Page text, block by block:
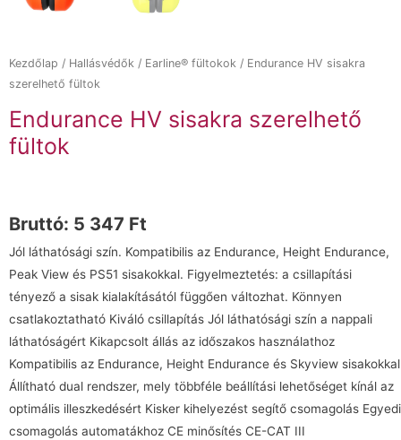
Kezdőlap / Hallásvédők / Earline® fültokok / Endurance HV sisakra
szerelhető fültok
Endurance HV sisakra szerelhető
fültok
Bruttó: 5 347 Ft
Jól láthatósági szín. Kompatibilis az Endurance, Height Endurance,
Peak View és PS51 sisakokkal. Figyelmeztetés: a csillapítási
tényező a sisak kialakításától függően változhat. Könnyen
csatlakoztatható Kiváló csillapítás Jól láthatósági szín a nappali
láthatóságért Kikapcsolt állás az időszakos használathoz
Kompatibilis az Endurance, Height Endurance és Skyview sisakokkal
Állítható dual rendszer, mely többféle beállítási lehetőséget kínál az
optimális illeszkedésért Kisker kihelyezést segítő csomagolás Egyedi
csomagolás automatákhoz CE minősítés CE-CAT III